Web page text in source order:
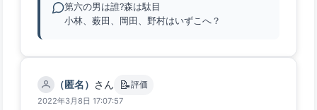
第六の男は誰?森は駄目
小林、薮田、岡田、野村はいずこへ？
（匿名） さん 📝評価
2022年3月8日 17:07:57